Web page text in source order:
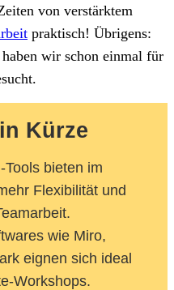
von verstärktem
praktisch! Übrigens:
haben wir schon einmal für
Kürze
bieten im
Flexibilität und
wie Miro,
eignen sich ideal
Workshops.